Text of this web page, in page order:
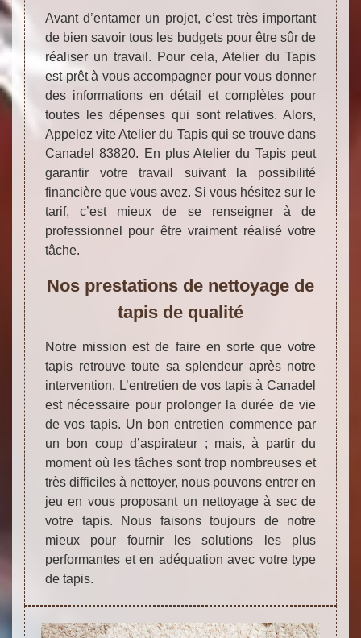
Avant d’entamer un projet, c’est très important
de bien savoir tous les budgets pour être sûr de
réaliser un travail. Pour cela, Atelier du Tapis
est prêt à vous accompagner pour vous donner
des informations en détail et complètes pour
toutes les dépenses qui sont relatives. Alors,
Appelez vite Atelier du Tapis qui se trouve dans
Canadel 83820. En plus Atelier du Tapis peut
garantir votre travail suivant la possibilité
financière que vous avez. Si vous hésitez sur le
tarif, c’est mieux de se renseigner à de
professionnel pour être vraiment réalisé votre
tâche.
Nos prestations de nettoyage de
tapis de qualité
Notre mission est de faire en sorte que votre
tapis retrouve toute sa splendeur après notre
intervention. L’entretien de vos tapis à Canadel
est nécessaire pour prolonger la durée de vie
de vos tapis. Un bon entretien commence par
un bon coup d’aspirateur ; mais, à partir du
moment où les tâches sont trop nombreuses et
très difficiles à nettoyer, nous pouvons entrer en
jeu en vous proposant un nettoyage à sec de
votre tapis. Nous faisons toujours de notre
mieux pour fournir les solutions les plus
performantes et en adéquation avec votre type
de tapis.